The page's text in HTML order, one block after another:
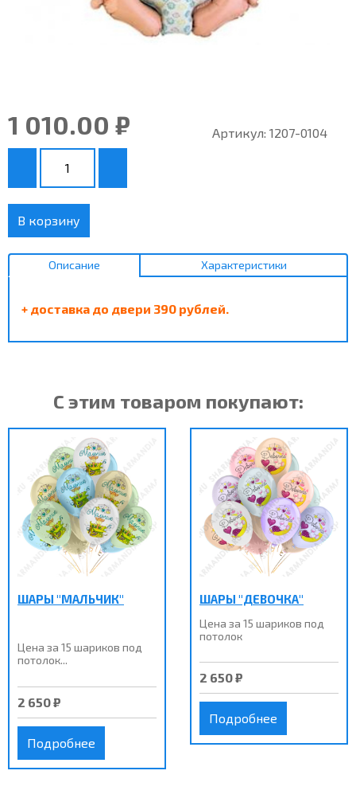
1 010.00 ₽ Артикул: 1207-0104
В корзину
Описание Характеристики
+ доставка до двери 390 рублей.
С этим товаром покупают:
ШАРЫ "МАЛЬЧИК"
Цена за 15 шариков под
потолок...
2 650 ₽
Подробнее
ШАРЫ "ДЕВОЧКА"
Цена за 15 шариков под
потолок
2 650 ₽
Подробнее